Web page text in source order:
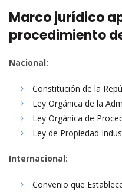
Marco jurídico
procedimiento
Nacional:
Constitución de la
Ley Orgánica de la
Ley Orgánica de
Ley de Propiedad
Internacional:
Convenio que